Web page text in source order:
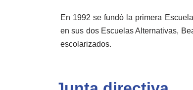
En 1992 se fundó la primera
en sus dos Escuelas Alternativas,
escolarizados.